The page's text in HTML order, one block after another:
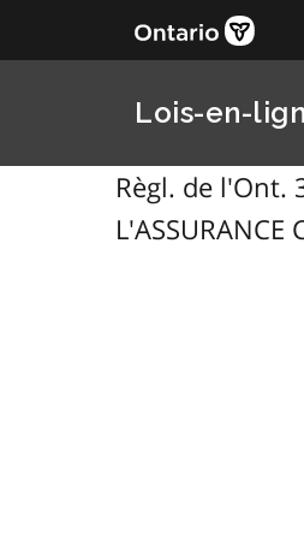
Lois-en-
Règl. de l'Ont.
L'ASSURANCE